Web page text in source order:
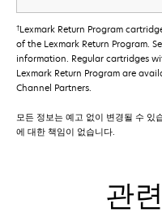
†Lexmark Return Program
of the Lexmark Return Program.
information. Regular cartridges
Lexmark Return Program are
Channel Partners.
모든 정보는 예고 없이 변경될 수 있
에 대한 책임이 없습니다.
관